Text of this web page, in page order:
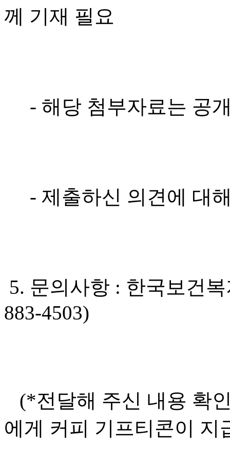
께 기재 필요
- 해당 첨부자료는 공
- 제출하신 의견에 대
5. 문의사항 : 한국보건
883-4503)
(*전달해 주신 내용 확
에게 커피 기프티콘이 지